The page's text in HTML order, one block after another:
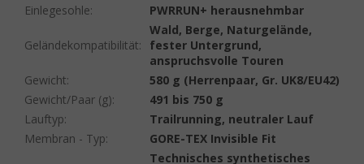
Einlegesohle: PWRRUN+ herausnehmbar
Geländekompatibilität:
Wald, Berge, Naturgelände,
fester Untergrund,
anspruchsvolle Touren
Gewicht:
580 g (Herrenpaar, Gr. UK8/EU42)
Gewicht/Paar (g):
491 bis 750 g
Lauftyp:
Trailrunning, neutraler Lauf
Membran - Typ:
GORE-TEX Invisible Fit
Technisches synthetisches